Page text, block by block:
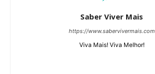
Saber Viver Mais
https://www.sabervivermais.com
Viva Mais! Viva Melhor!